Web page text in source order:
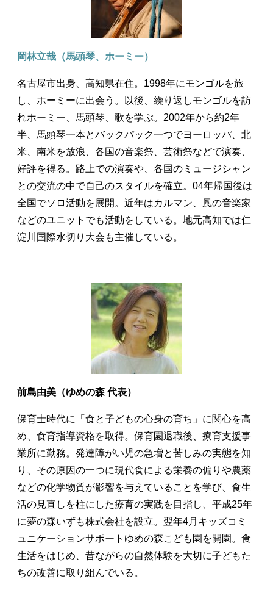
岡林立哉（馬頭琴、ホーミー）
名古屋市出身、高知県在住。1998年にモンゴルを旅
し、ホーミーに出会う。以後、繰り返しモンゴルを訪
れホーミー、馬頭琴、歌を学ぶ。2002年から約2年
半、馬頭琴一本とバックパック一つでヨーロッパ、北
米、南米を放浪、各国の音楽祭、芸術祭などで演奏、
好評を得る。路上での演奏や、各国のミュージシャン
との交流の中で自己のスタイルを確立。04年帰国後は
全国でソロ活動を展開。近年はカルマン、風の音楽家
などのユニットでも活動をしている。地元高知では仁
淀川国際水切り大会も主催している。
前島由美（ゆめの森 代表）
保育士時代に「食と子どもの心身の育ち」に関心を高
め、食育指導資格を取得。保育園退職後、療育支援事
業所に勤務。発達障がい児の急増と苦しみの実態を知
り、その原因の一つに現代食による栄養の偏りや農薬
などの化学物質が影響を与えていることを学び、食生
活の見直しを柱にした療育の実践を目指し、平成25年
に夢の森いずも株式会社を設立。翌年4月キッズコミ
ュニケーションサポートゆめの森こども園を開園。食
生活をはじめ、昔ながらの自然体験を大切に子どもた
ちの改善に取り組んでいる。